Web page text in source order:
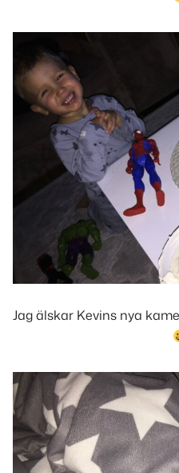
Jag älskar Kevins nya